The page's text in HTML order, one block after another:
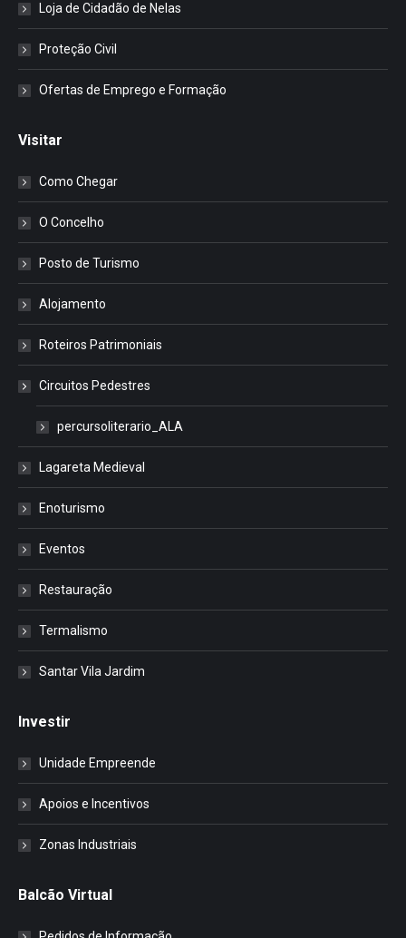
Loja de Cidadão de Nelas
Proteção Civil
Ofertas de Emprego e Formação
Visitar
Como Chegar
O Concelho
Posto de Turismo
Alojamento
Roteiros Patrimoniais
Circuitos Pedestres
percursoliterario_ALA
Lagareta Medieval
Enoturismo
Eventos
Restauração
Termalismo
Santar Vila Jardim
Investir
Unidade Empreende
Apoios e Incentivos
Zonas Industriais
Balcão Virtual